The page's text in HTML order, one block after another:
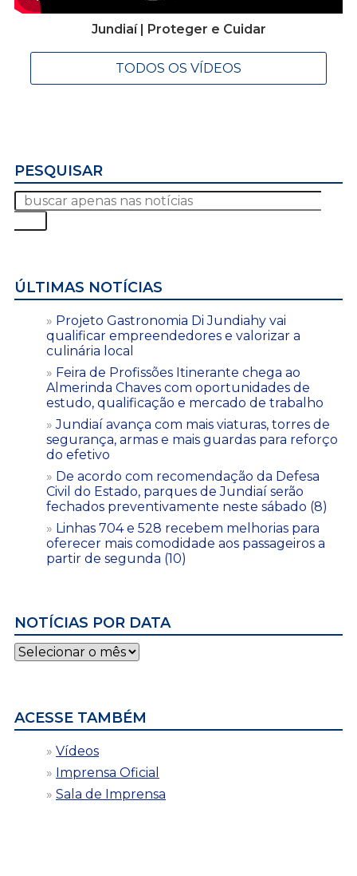
Jundiaí | Proteger e Cuidar
TODOS OS VÍDEOS
PESQUISAR
ÚLTIMAS NOTÍCIAS
Projeto Gastronomia Di Jundiahy vai
qualificar empreendedores e valorizar a
culinária local
Feira de Profissões Itinerante chega ao
Almerinda Chaves com oportunidades de
estudo, qualificação e mercado de trabalho
Jundiaí avança com mais viaturas, torres de
segurança, armas e mais guardas para reforço
do efetivo
De acordo com recomendação da Defesa
Civil do Estado, parques de Jundiaí serão
fechados preventivamente neste sábado (8)
Linhas 704 e 528 recebem melhorias para
oferecer mais comodidade aos passageiros a
partir de segunda (10)
NOTÍCIAS POR DATA
Notícias
por
ACESSE TAMBÉM
Vídeos
Imprensa Oficial
Sala de Imprensa